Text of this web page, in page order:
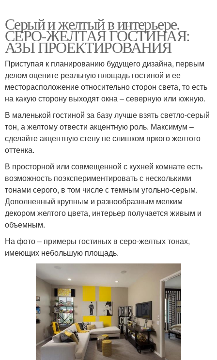
Серый и желтый в интерьере.
СЕРО-ЖЕЛТАЯ ГОСТИНАЯ:
АЗЫ ПРОЕКТИРОВАНИЯ
Приступая к планированию будущего дизайна, первым
делом оцените реальную площадь гостиной и ее
месторасположение относительно сторон света, то есть
на какую сторону выходят окна – северную или южную.
В маленькой гостиной за базу лучше взять светло-серый
тон, а желтому отвести акцентную роль. Максимум –
сделайте акцентную стену не слишком яркого желтого
оттенка.
В просторной или совмещенной с кухней комнате есть
возможность поэкспериментировать с несколькими
тонами серого, в том числе с темным угольно-серым.
Дополненный крупным и разнообразным мелким
декором желтого цвета, интерьер получается живым и
объемным.
На фото – примеры гостиных в серо-желтых тонах,
имеющих небольшую площадь.